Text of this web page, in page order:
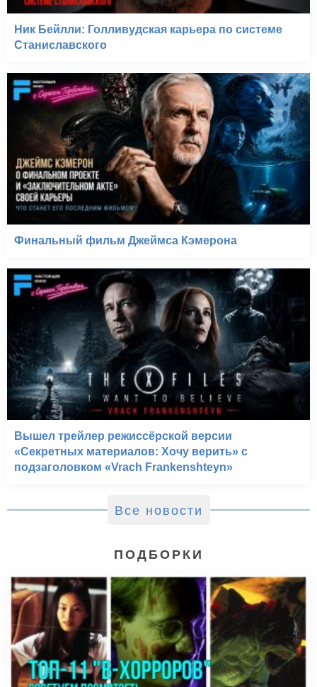
Ник Бейлли: Голливудская карьера по системе
Станиславского
Финальный фильм Джеймса Кэмерона
Вышел трейлер режиссёрской версии
«Секретных материалов: Хочу верить» с
подзаголовком «Vrach Frankenshteyn»
Все новости
ПОДБОРКИ